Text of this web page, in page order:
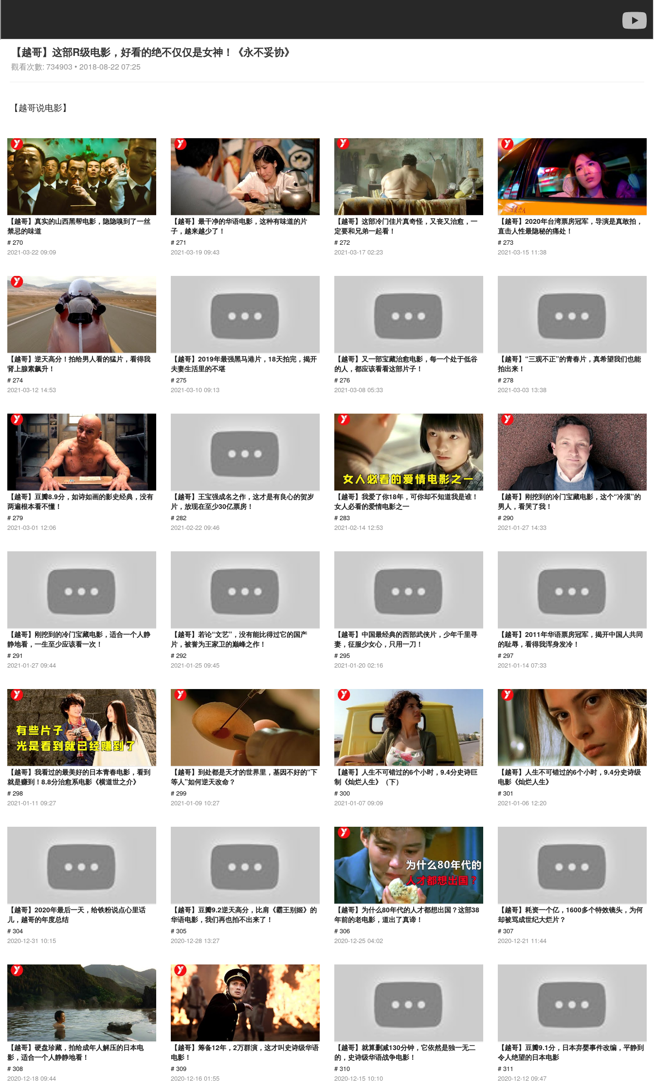
【越哥】这部R级电影，好看的绝不仅仅是女神！《永不妥协》
觀看次數: 734903 • 2018-08-22 07:25
【越哥说电影】
【越哥】真实的山西黑帮电影，隐隐嗅到了一丝
禁忌的味道
# 270
2021-03-22 09:09
【越哥】最干净的华语电影，这种有味道的片
子，越来越少了！
# 271
2021-03-19 09:43
【越哥】这部冷门佳片真奇怪，又丧又治愈，一
定要和兄弟一起看！
# 272
2021-03-17 02:23
【越哥】2020年台湾票房冠军，导演是真敢拍，
直击人性最隐秘的痛处！
# 273
2021-03-15 11:38
【越哥】逆天高分！拍给男人看的猛片，看得我
肾上腺素飙升！
# 274
2021-03-12 14:53
【越哥】2019年最强黑马港片，18天拍完，揭开
夫妻生活里的不堪
# 275
2021-03-10 09:13
【越哥】又一部宝藏治愈电影，每一个处于低谷
的人，都应该看看这部片子！
# 276
2021-03-08 05:33
【越哥】“三观不正”的青春片，真希望我们也能
拍出来！
# 278
2021-03-03 13:38
【越哥】豆瓣8.9分，如诗如画的影史经典，没有
两遍根本看不懂！
# 279
2021-03-01 12:06
【越哥】王宝强成名之作，这才是有良心的贺岁
片，放现在至少30亿票房！
# 282
2021-02-22 09:46
【越哥】我爱了你18年，可你却不知道我是谁！
女人必看的爱情电影之一
# 283
2021-02-14 12:53
【越哥】刚挖到的冷门宝藏电影，这个“冷漠”的
男人，看哭了我！
# 290
2021-01-27 14:33
【越哥】刚挖到的冷门宝藏电影，适合一个人静
静地看，一生至少应该看一次！
# 291
2021-01-27 09:44
【越哥】若论“文艺”，没有能比得过它的国产
片，被誉为王家卫的巅峰之作！
# 292
2021-01-25 09:45
【越哥】中国最经典的西部武侠片，少年千里寻
妻，征服少女心，只用一刀！
# 295
2021-01-20 02:16
【越哥】2011年华语票房冠军，揭开中国人共同
的耻辱，看得我浑身发冷！
# 297
2021-01-14 07:33
【越哥】我看过的最美好的日本青春电影，看到
就是赚到！8.8分治愈系电影《横道世之介》
# 298
2021-01-11 09:27
【越哥】到处都是天才的世界里，基因不好的“下
等人”如何逆天改命？
# 299
2021-01-09 10:27
【越哥】人生不可错过的6个小时，9.4分史诗巨
制《灿烂人生》（下）
# 300
2021-01-07 09:09
【越哥】人生不可错过的6个小时，9.4分史诗级
电影《灿烂人生》
# 301
2021-01-06 12:20
【越哥】2020年最后一天，给铁粉说点心里话
儿，越哥的年度总结
# 304
2020-12-31 10:15
【越哥】豆瓣9.2逆天高分，比肩《霸王别姬》的
华语电影，我们再也拍不出来了！
# 305
2020-12-28 13:27
【越哥】为什么80年代的人才都想出国？这部38
年前的老电影，道出了真谛！
# 306
2020-12-25 04:02
【越哥】耗资一个亿，1600多个特效镜头，为何
却被骂成世纪大烂片？
# 307
2020-12-21 11:44
【越哥】硬盘珍藏，拍给成年人解压的日本电
影，适合一个人静静地看！
# 308
2020-12-18 09:44
【越哥】筹备12年，2万群演，这才叫史诗级华语
电影！
# 309
2020-12-16 01:55
【越哥】就算删减130分钟，它依然是独一无二
的，史诗级华语战争电影！
# 310
2020-12-15 10:10
【越哥】豆瓣9.1分，日本弃婴事件改编，平静到
令人绝望的日本电影
# 311
2020-12-12 09:47